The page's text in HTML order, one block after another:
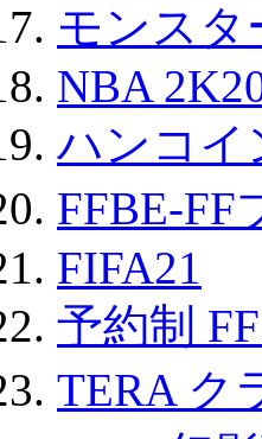
モンスタ
NBA
ハンコイ
FFBE-
FIFA21
予約制
TERA ク